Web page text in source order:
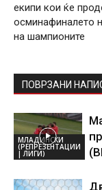
екипи кои ќе
осминафиналето
на шампионите
ПОВРЗАНИ
МЛАДИНСКИ
(РЕПРЕЗЕНТАЦИИ
| ЛИГИ)